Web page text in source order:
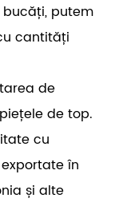
bucăți, putem
cantități
de
de top.
cu
în
și alte